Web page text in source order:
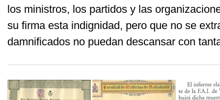
los ministros, los partidos y las
su firma esta indignidad, pero que no se
damnificados no puedan descansar con